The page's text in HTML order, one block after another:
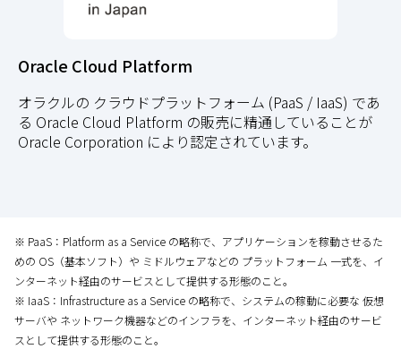
Oracle Cloud Platform
オラクルの クラウドプラットフォーム (PaaS / IaaS) であ
る Oracle Cloud Platform の販売に精通していることが
Oracle Corporation により認定されています。
※ PaaS：Platform as a Service の略称で、アプリケーションを稼動させるた
めの OS（基本ソフト）や ミドルウェアなどの プラットフォーム 一式を、イ
ンターネット経由のサービスとして提供する形態のこと。
※ IaaS：Infrastructure as a Service の略称で、システムの稼動に必要な 仮想
サーバや ネットワーク機器などのインフラを、インターネット経由のサービ
スとして提供する形態のこと。